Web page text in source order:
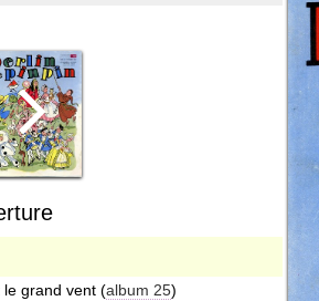
le grand vent (album 25)